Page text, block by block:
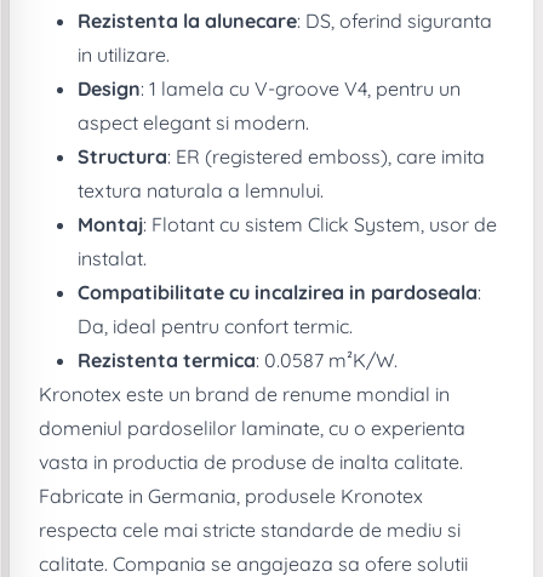
Rezistenta la alunecare: DS, oferind siguranta
in utilizare.
Design: 1 lamela cu V-groove V4, pentru un
aspect elegant si modern.
Structura: ER (registered emboss), care imita
textura naturala a lemnului.
Montaj: Flotant cu sistem Click System, usor de
instalat.
Compatibilitate cu incalzirea in pardoseala:
Da, ideal pentru confort termic.
Rezistenta termica: 0.0587 m²K/W.
Kronotex este un brand de renume mondial in
domeniul pardoselilor laminate, cu o experienta
vasta in productia de produse de inalta calitate.
Fabricate in Germania, produsele Kronotex
respecta cele mai stricte standarde de mediu si
calitate. Compania se angajeaza sa ofere solutii